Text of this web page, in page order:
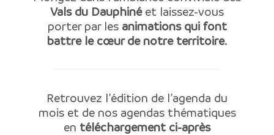
Vals du Dauphinéet laissez-vous
porter par les animations qui font
battre le cœur de notre territoire.
Retrouvez l’édition de l’agenda du
mois et de nos agendas thématiques
en téléchargement ci-après